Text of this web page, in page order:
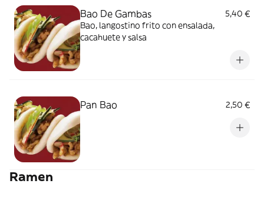
Bao De Gambas
5,40 €
Bao, langostino frito con ensalada,
cacahuete y salsa
Pan Bao 2,50 €
Ramen